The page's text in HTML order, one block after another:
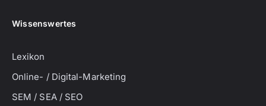
Wissenswertes
Lexikon
Online- / Digital-Marketing
SEM / SEA / SEO